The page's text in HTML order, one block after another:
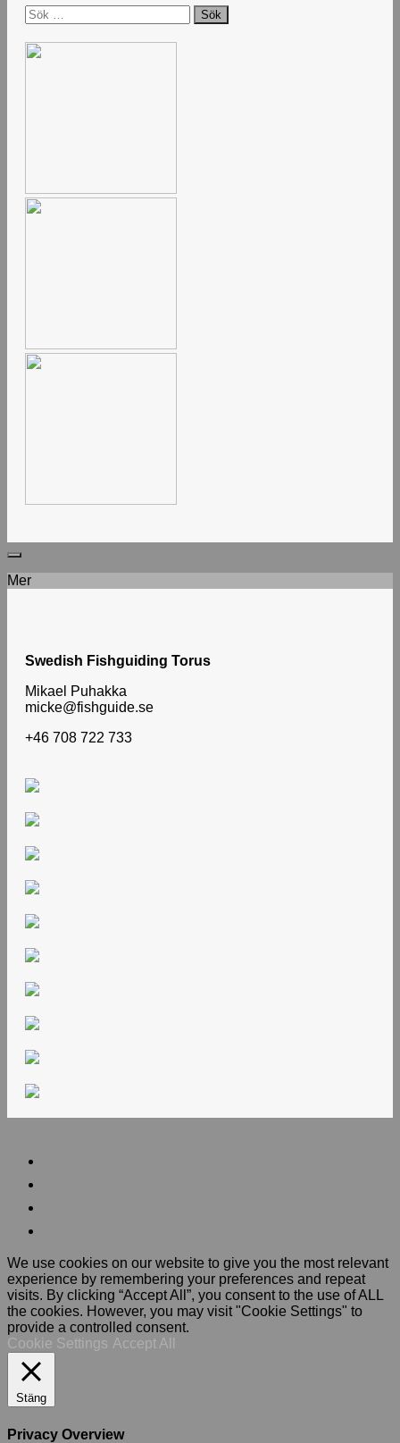
Sök
efter:
Mer
Swedish Fishguiding Torus
Mikael Puhakka
micke@fishguide.se
+46 708 722 733
We use cookies on our website to give you the most relevant
experience by remembering your preferences and repeat
visits. By clicking “Accept All”, you consent to the use of ALL
the cookies. However, you may visit "Cookie Settings" to
provide a controlled consent.
Cookie Settings Accept All
Stäng
Privacy Overview